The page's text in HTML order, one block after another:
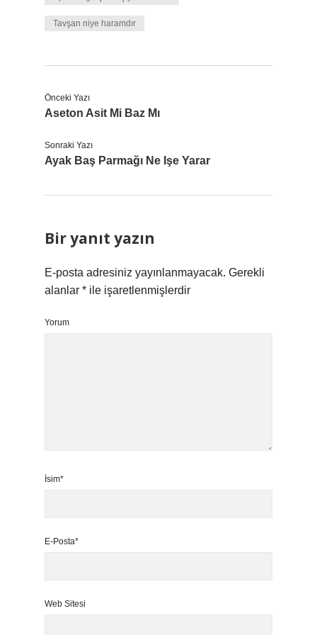
Tavşan niye haramdır
Önceki Yazı
Aseton Asit Mi Baz Mı
Sonraki Yazı
Ayak Baş Parmağı Ne Işe Yarar
Bir yanıt yazın
E-posta adresiniz yayınlanmayacak. Gerekli
alanlar * ile işaretlenmişlerdir
Yorum
İsim*
E-Posta*
Web Sitesi